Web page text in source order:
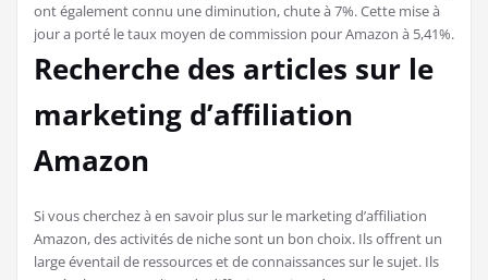
ont également connu une diminution, chute à 7%. Cette mise à
jour a porté le taux moyen de commission pour Amazon à 5,41%.
Recherche des articles sur le
marketing d’affiliation
Amazon
Si vous cherchez à en savoir plus sur le marketing d’affiliation
Amazon, des activités de niche sont un bon choix. Ils offrent un
large éventail de ressources et de connaissances sur le sujet. Ils